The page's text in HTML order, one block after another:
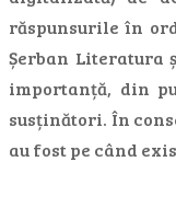
răspunsurile în
Șerban Literatura
importanță, din
susținători. În
au fost pe când